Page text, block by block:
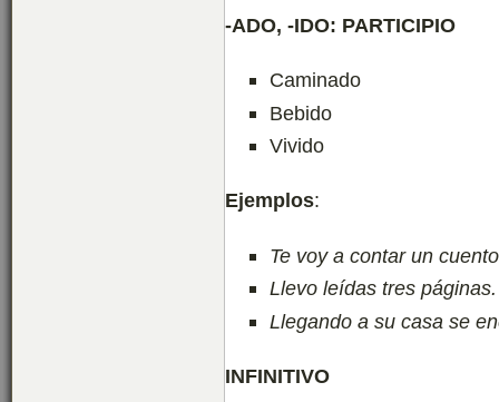
-ADO, -IDO: PARTICIPIO
Caminado
Bebido
Vivido
Ejemplos:
Te voy a contar un
Llevo leídas tres páginas.
Llegando a su casa se
INFINITIVO